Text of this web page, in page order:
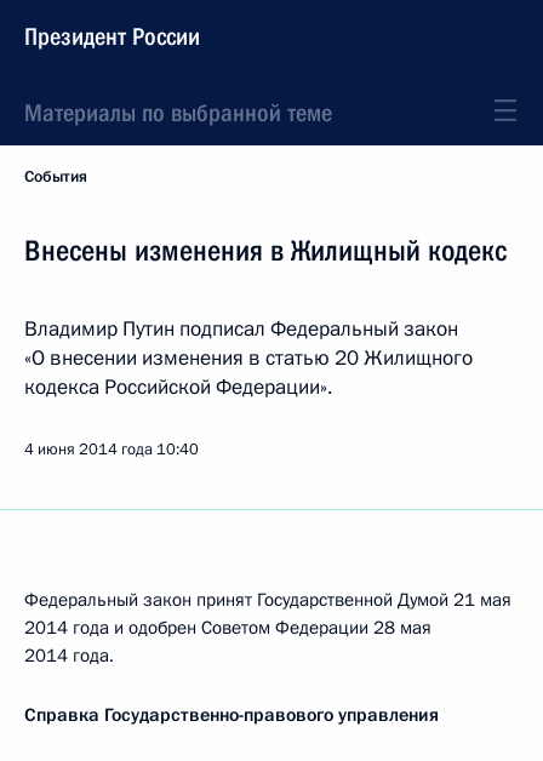
Президент России
Материалы по выбранной теме
События
Внесены изменения в Жилищный кодекс
Владимир Путин подписал Федеральный закон
«О внесении изменения в статью 20 Жилищного
кодекса Российской Федерации».
4 июня 2014 года 10:40
Федеральный закон принят Государственной Думой 21 мая
2014 года и одобрен Советом Федерации 28 мая
2014 года.
Справка Государственно-правового управления